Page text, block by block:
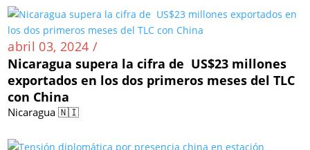
abril 03, 2024 /
Nicaragua supera la cifra de US$23 millones
exportados en los dos primeros meses del TLC
con China
Nicaragua 🇳🇮